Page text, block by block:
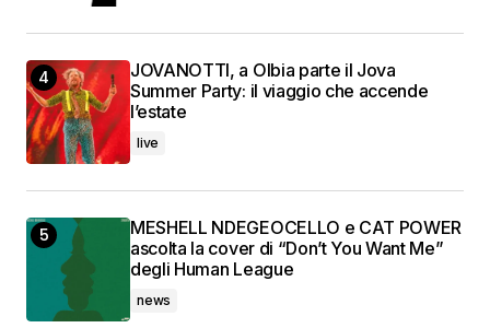
JOVANOTTI, a Olbia parte il Jova
Summer Party: il viaggio che accende
l’estate
live
MESHELL NDEGEOCELLO e CAT POWER
ascolta la cover di “Don’t You Want Me”
degli Human League
news